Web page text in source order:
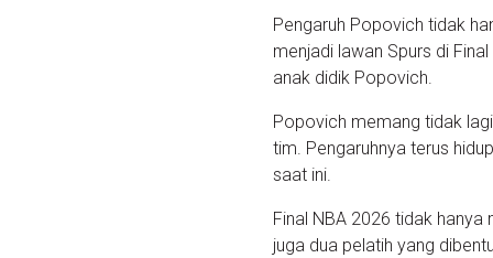
Pengaruh Popovich tidak
menjadi lawan Spurs di
anak didik Popovich.
Popovich memang tidak
tim. Pengaruhnya terus
saat ini.
Final NBA 2026 tidak
juga dua pelatih yang